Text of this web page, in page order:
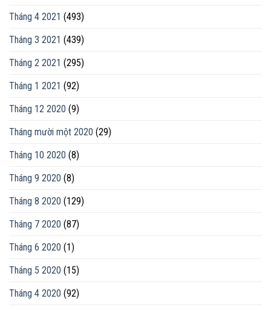
Tháng 4 2021 (493)
Tháng 3 2021 (439)
Tháng 2 2021 (295)
Tháng 1 2021 (92)
Tháng 12 2020 (9)
Tháng mười một 2020 (29)
Tháng 10 2020 (8)
Tháng 9 2020 (8)
Tháng 8 2020 (129)
Tháng 7 2020 (87)
Tháng 6 2020 (1)
Tháng 5 2020 (15)
Tháng 4 2020 (92)